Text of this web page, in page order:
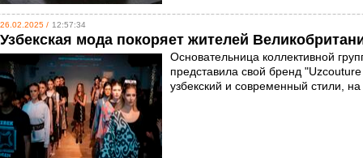
26.02.2025 / 12:57:34
Узбекская мода покоряет жителей
Основательница коллективной
представила свой бренд
узбекский и современный стили,